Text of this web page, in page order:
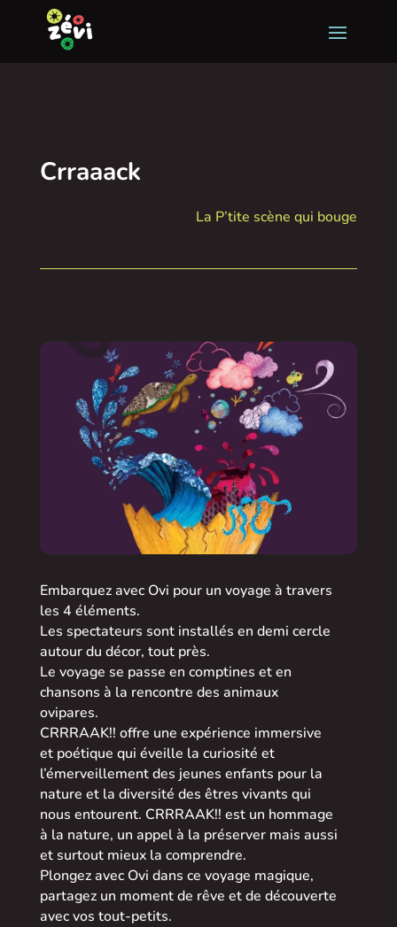
Crraaack
La P’tite scène qui bouge
Embarquez avec Ovi pour un voyage à travers
les 4 éléments.
Les spectateurs sont installés en demi cercle
autour du décor, tout près.
Le voyage se passe en comptines et en
chansons à la rencontre des animaux
ovipares.
CRRRAAK!! offre une expérience immersive
et poétique qui éveille la curiosité et
l’émerveillement des jeunes enfants pour la
nature et la diversité des êtres vivants qui
nous entourent. CRRRAAK!! est un hommage
à la nature, un appel à la préserver mais aussi
et surtout mieux la comprendre.
Plongez avec Ovi dans ce voyage magique,
partagez un moment de rêve et de découverte
avec vos tout-petits.